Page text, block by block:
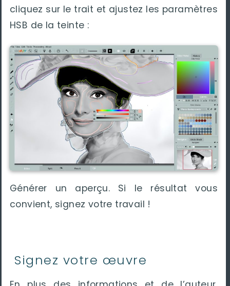
cliquez sur le trait et ajustez les paramètres
HSB de la teinte :
Générer un aperçu. Si le résultat vous
convient, signez votre travail !
Signez votre œuvre